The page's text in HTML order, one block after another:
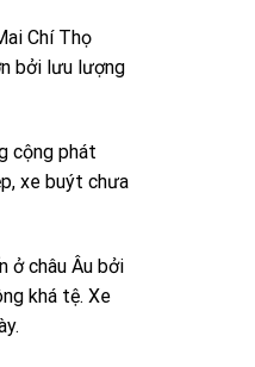
Chí Thọ
bởi lưu lượng
cộng phát
xe buýt chưa
ở châu Âu bởi
khá tệ. Xe